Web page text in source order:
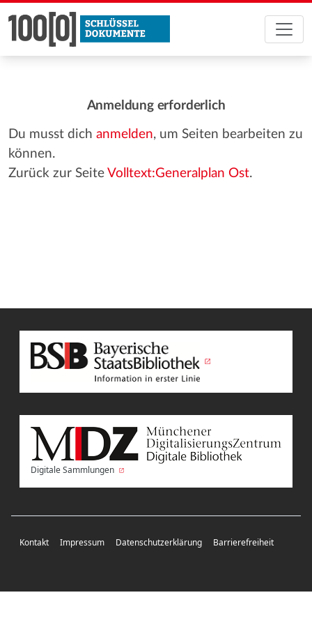
Anmeldung erforderlich
Du musst dich anmelden, um Seiten bearbeiten zu
können.
Zurück zur Seite Volltext:Generalplan Ost.
Digitale Sammlungen
Kontakt Impressum Datenschutzerklärung Barrierefreiheit